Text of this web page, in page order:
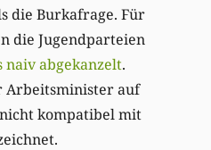
die Burkafrage. Für
die Jugendparteien
naiv abgekanzelt.
Arbeitsminister auf
kompatibel mit